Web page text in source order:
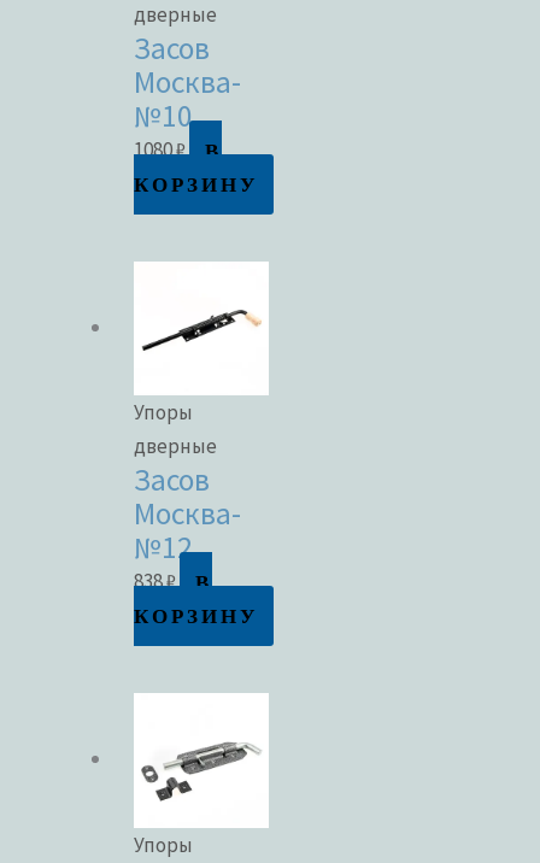
дверные
Засов
Москва-
№10
1080₽
В
КОРЗИНУ
Упоры
дверные
Засов
Москва-
№12
838₽
В
КОРЗИНУ
Упоры